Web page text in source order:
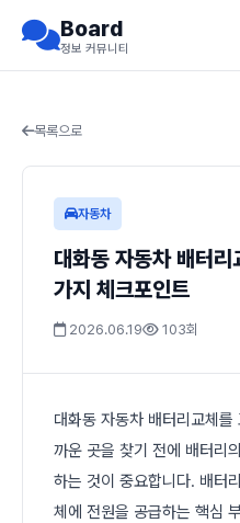
Board
정보 커뮤니티
목록으로
자동차
대화동 자동차 배터
가지 체크포인트
2026.06.19 103회
대화동 자동차 배터리교체
까운 곳을 찾기 전에 배터리
하는 것이 중요합니다. 배터
체에 전원을 공급하는 핵심